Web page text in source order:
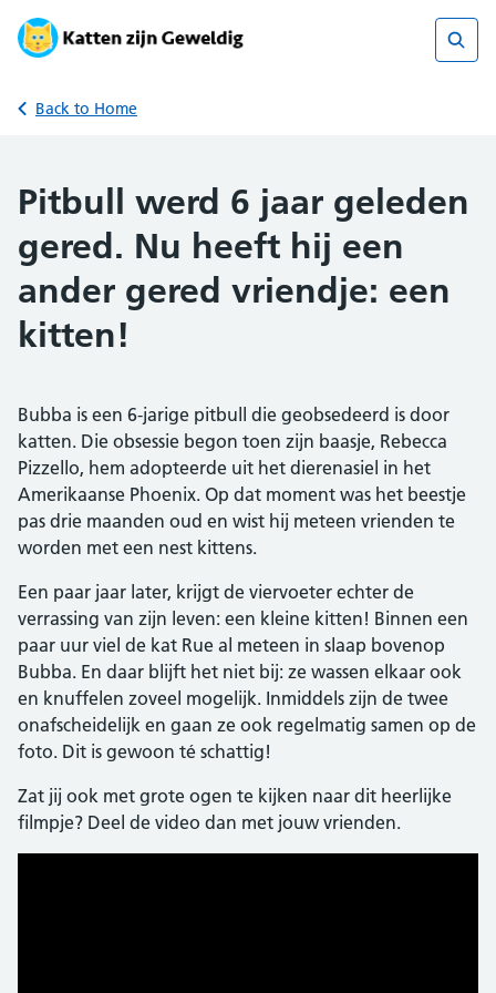
Skip
Back to Home
Pitbull werd 6 jaar geleden
gered. Nu heeft hij een
ander gered vriendje: een
kitten!
Bubba is een 6-jarige pitbull die geobsedeerd is door
katten. Die obsessie begon toen zijn baasje, Rebecca
Pizzello, hem adopteerde uit het dierenasiel in het
Amerikaanse Phoenix. Op dat moment was het beestje
pas drie maanden oud en wist hij meteen vrienden te
worden met een nest kittens.
Een paar jaar later, krijgt de viervoeter echter de
verrassing van zijn leven: een kleine kitten! Binnen een
paar uur viel de kat Rue al meteen in slaap bovenop
Bubba. En daar blijft het niet bij: ze wassen elkaar ook
en knuffelen zoveel mogelijk. Inmiddels zijn de twee
onafscheidelijk en gaan ze ook regelmatig samen op de
foto. Dit is gewoon té schattig!
Zat jij ook met grote ogen te kijken naar dit heerlijke
filmpje? Deel de video dan met jouw vrienden.